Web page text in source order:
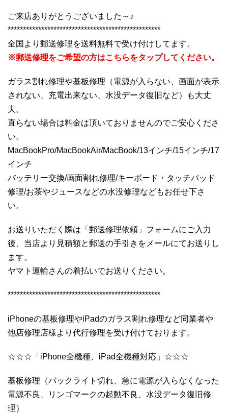
ご来店ありがとうございました～♪
**************************************************
全国より郵送修理を送料無料で受け付けしてます。
※郵送修理をご希望の方はこちらをタップしてください。
ガラス割れ修理や基板修理（電源が入らない、画面が表示
されない、充電出来ない、水没データ復旧など）も大丈
夫。
直らない場合は料金は頂いておりませんのでご安心くださ
い。
MacBookPro/MacBookAir/MacBook/13インチ/15インチ/17
インチ
バッテリー交換/画面割れ修理/キーボード・タッチパッド
修理/お茶やジュースなどの水没修理などもお任せ下さ
い。
お送りいただく際は「郵送修理依頼」フォームにご入力
後、当店より見積額と郵送の手引きをメールにてお送りし
ます。
ヤマト運輸さんの着払いでお送りください。
**************************************************
iPhoneの基板修理やiPadのガラス割れ修理など同業者や
他店修理店様より代行修理を受け付けております。
☆☆☆「iPhone全機種、iPad全機種対応」☆☆☆
基板修理（バックライト切れ、急に電源が入らなくなった
電源不良、リンゴマークの起動不良、水没データ復旧修
理）